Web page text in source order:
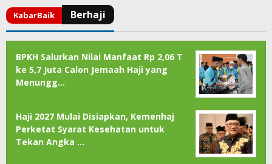
BPKH Salurkan Nilai Manfaat Rp 2,06 T
ke 5,7 Juta Calon Jemaah Haji yang
Menungg…
Haji 2027 Mulai Disiapkan, Kemenhaj
Perketat Syarat Kesehatan untuk
Tekan Angka …